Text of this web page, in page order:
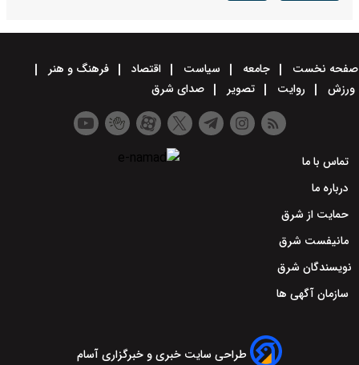
صفحه نخست جامعه سیاست اقتصاد
فرهنگ و هنر
ورزش
روایت تصویر صدای شرق
تماس با ما
درباره ما
حمایت از شرق
مانیفست شرق
نویسندگان شرق
سازمان آگهی ها
طراحی سایت خبری و خبرگزاری آسام